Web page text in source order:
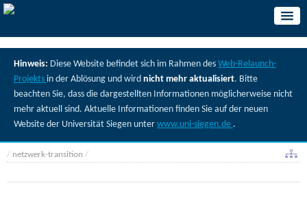
Hinweis: Diese Website befindet sich im Rahmen des Web-Relaunch-
Projekts in der Ablösung und wird nicht mehr aktualisiert. Bitte
beachten Sie, dass die dargestellten Informationen möglicherweise nicht
mehr aktuell sind. Aktuelle Informationen finden Sie auf der neuen
Website der Universität Siegen unter www.uni-siegen.de .
/ netzwerk-transition /